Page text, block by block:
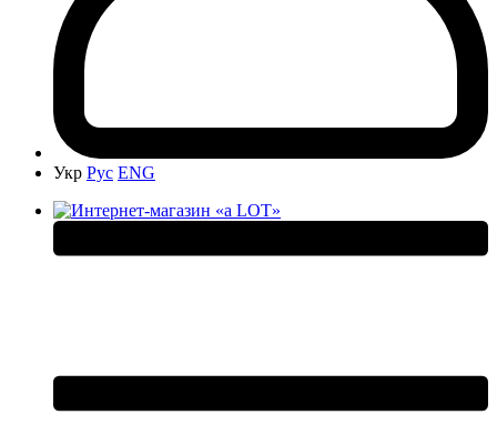
Укр Рус ENG